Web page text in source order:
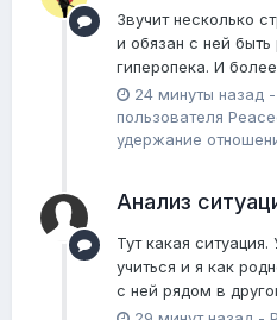
Звучит несколько
и обязан с ней
гиперопека. И
24 минуты назад -
пользователя
удержание
Анализ
Тут какая
учиться и я как
с ней рядом в